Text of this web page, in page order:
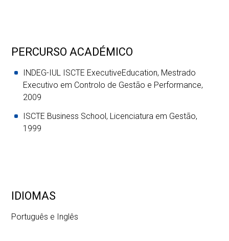
PERCURSO ACADÉMICO
INDEG-IUL ISCTE ExecutiveEducation, Mestrado
Executivo em Controlo de Gestão e Performance,
2009
ISCTE Business School, Licenciatura em Gestão,
1999
IDIOMAS
Português e Inglês